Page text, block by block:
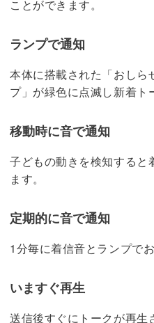
ことができます。
ランプで通知
本体に搭載された「おしら
プ」が緑色に点滅し新着ト
移動時に音で通知
子どもの動きを検知すると
ます。
定期的に音で通知
1分毎に着信音とランプで
いますぐ再生
送信後すぐにトークが再生